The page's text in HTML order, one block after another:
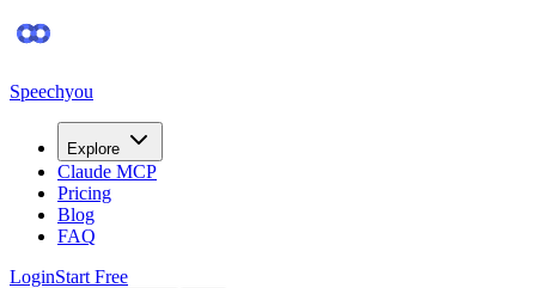
Speechyou
Explore
Claude MCP
Pricing
Blog
FAQ
LoginStart Free